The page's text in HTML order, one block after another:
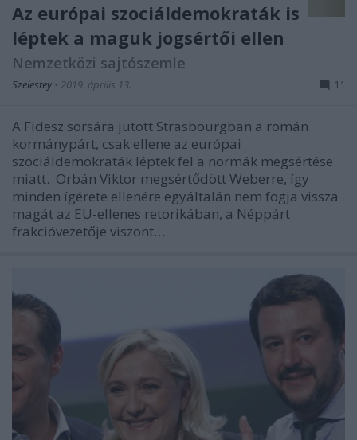
Az európai szociáldemokraták is
léptek a maguk jogsértői ellen
Nemzetközi sajtószemle
Szelestey • 2019. április 13. 11
A Fidesz sorsára jutott Strasbourgban a román
kormánypárt, csak ellene az európai
szociáldemokraták léptek fel a normák megsértése
miatt. Orbán Viktor megsértődött Weberre, így
minden ígérete ellenére egyáltalán nem fogja vissza
magát az EU-ellenes retorikában, a Néppárt
frakcióvezetője viszont…